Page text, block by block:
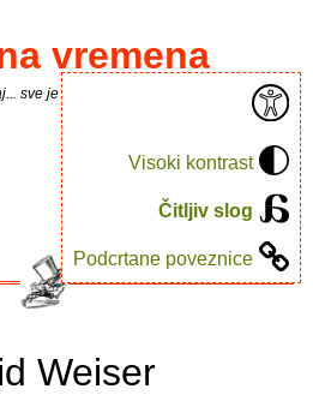
Visoki kontrast
Čitljiv slog
Podcrtane poveznice
vremena
sve je puno knjiga.
Weiser